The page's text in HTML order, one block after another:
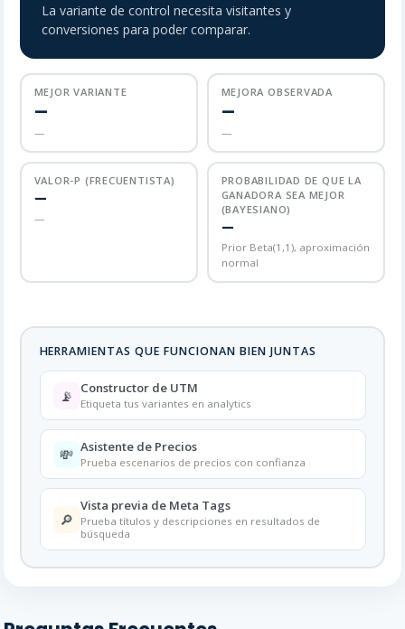
La variante de control necesita visitantes y
conversiones para poder comparar.
MEJOR VARIANTE
—
—
MEJORA OBSERVADA
—
—
VALOR-P (FRECUENTISTA)
—
—
PROBABILIDAD DE QUE LA
GANADORA SEA MEJOR
(BAYESIANO)
—
Prior Beta(1,1), aproximación
normal
HERRAMIENTAS QUE FUNCIONAN BIEN JUNTAS
📡 Constructor de UTM
Etiqueta tus variantes en analytics
💸 Asistente de Precios
Prueba escenarios de precios con confianza
🔎
Vista previa de Meta Tags
Prueba títulos y descripciones en resultados de
búsqueda